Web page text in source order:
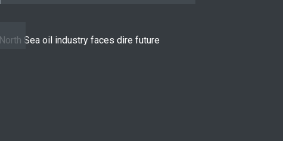
North Sea oil industry faces dire future